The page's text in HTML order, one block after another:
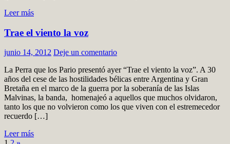
Leer más
Trae el viento la voz
junio 14, 2012 Deje un comentario
La Perra que los Pario presentó ayer “Trae el viento la voz”. A 30
años del cese de las hostilidades bélicas entre Argentina y Gran
Bretaña en el marco de la guerra por la soberanía de las Islas
Malvinas, la banda, homenajeó a aquellos que muchos olvidaron,
tanto los que no volvieron como los que viven con el estremecedor
recuerdo […]
Leer más